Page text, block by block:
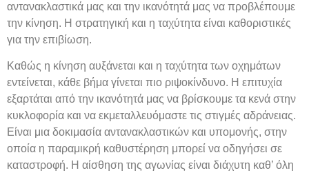
αντανακλαστικά μας και την ικανότητά μας να προβλέπουμε
την κίνηση. Η στρατηγική και η ταχύτητα είναι καθοριστικές
για την επιβίωση.
Καθώς η κίνηση αυξάνεται και η ταχύτητα των οχημάτων
εντείνεται, κάθε βήμα γίνεται πιο ριψοκίνδυνο. Η επιτυχία
εξαρτάται από την ικανότητά μας να βρίσκουμε τα κενά στην
κυκλοφορία και να εκμεταλλευόμαστε τις στιγμές αδράνειας.
Είναι μια δοκιμασία αντανακλαστικών και υπομονής, στην
οποία η παραμικρή καθυστέρηση μπορεί να οδηγήσει σε
καταστροφή. Η αίσθηση της αγωνίας είναι διάχυτη καθ’ όλη